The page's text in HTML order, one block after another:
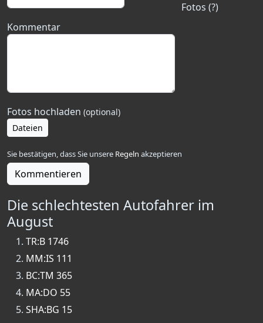
Fotos (?)
Kommentar
Fotos hochladen (optional)
Dateien
Sie bestätigen, dass Sie unsere Regeln akzeptieren
Kommentieren
Die schlechtesten Autofahrer im
August
TR:B 1746
MM:IS 111
BC:TM 365
MA:DO 55
SHA:BG 15